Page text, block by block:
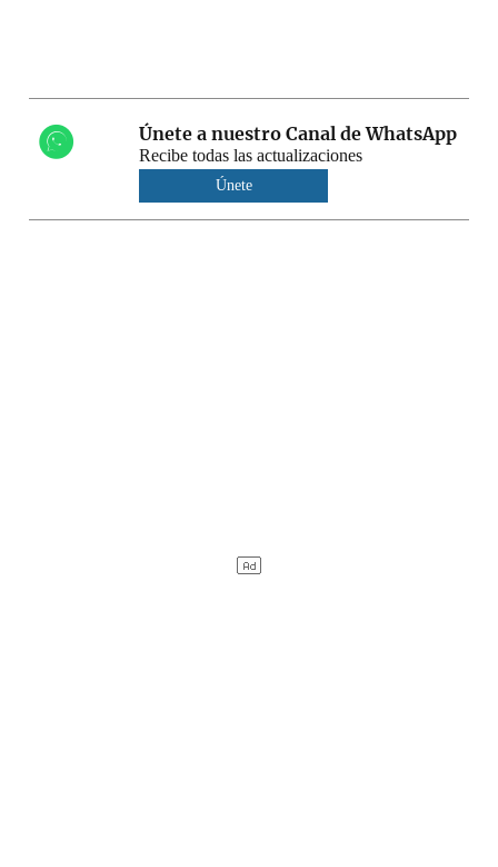
Únete a nuestro Canal de WhatsApp
Recibe todas las actualizaciones
Únete